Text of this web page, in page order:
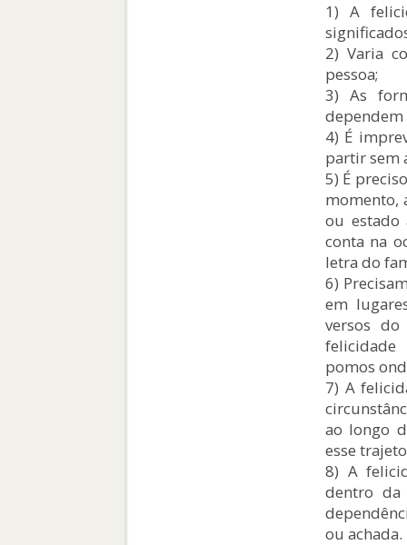
1) A
2) Varia
pessoa;
3) As
dependem
4) É
partir sem
5) É
momento,
ou estado
conta na
letra do
6)
em
versos do
pomos
7) A
ao longo
esse
8) A
dentro da
ou achada.